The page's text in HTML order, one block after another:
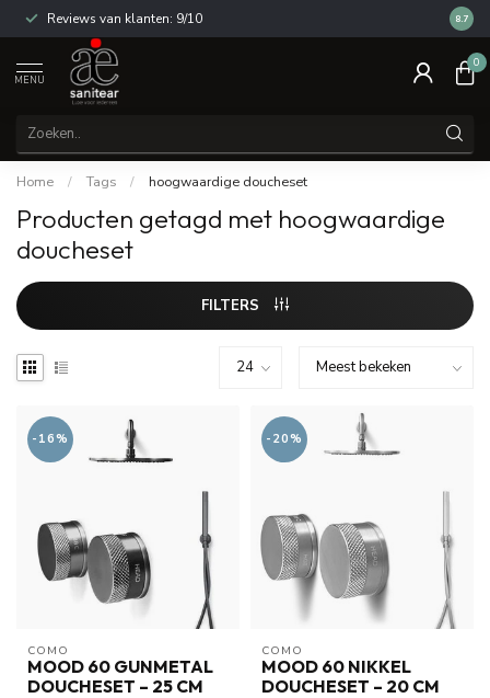
Reviews van klanten: 9/10 14
8.7
MENU
0
Home / Tags / hoogwaardige doucheset
Producten getagd met hoogwaardige
doucheset
FILTERS
-16%
COMO
MOOD 60 GUNMETAL
DOUCHESET – 25 CM
-20%
COMO
MOOD 60 NIKKEL
DOUCHESET – 20 CM